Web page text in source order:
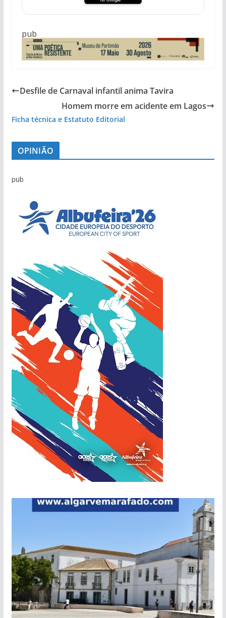
pub
Desfile de Carnaval infantil anima Tavira
Homem morre em acidente em Lagos
Ficha técnica e Estatuto Editorial
OPINIÃO
pub